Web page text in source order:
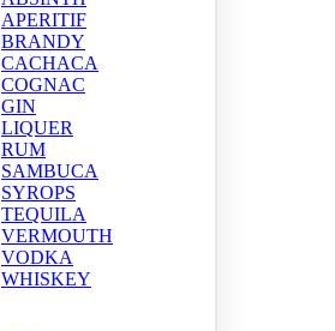
APERITIF
BRANDY
CACHACA
COGNAC
GIN
LIQUER
RUM
SAMBUCA
SYROPS
TEQUILA
VERMOUTH
VODKA
WHISKEY